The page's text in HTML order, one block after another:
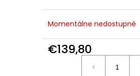
Momentálne nedostupné
€139,80
Jednotková
POZLÁTENÝ PRSTEŇ MODRÝ ACHÁT